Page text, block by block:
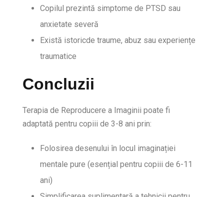
Copilul prezintă simptome de PTSD sau
anxietate severă
Există istoricde traume, abuz sau experiențe
traumatice
Concluzii
Terapia de Reproducere a Imaginii poate fi
adaptată pentru copiii de 3-8 ani prin:
Folosirea desenului în locul imaginației
mentale pure (esențial pentru copiii de 6-11
ani)